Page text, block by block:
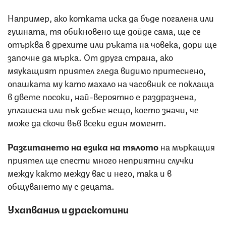
Например, ако котката иска да бъде погалена или
гушната, тя обикновено ще дойде сама, ще се
отърква в дрехите или ръката на човека, дори ще
започне да мърка. От друга страна, ако
мяукащият приятел гледа видимо притеснено,
опашката му като махало на часовник се поклаща
в двете посоки, най-вероятно е раздразнена,
уплашена или пък дебне нещо, което значи, че
може да скочи във всеки един момент.
Разчитането на езика на тялотона мъркащия
приятел ще спести много неприятни случки
между както между вас и него, така и в
общуването му с децата.
Ухапвания и драскотини